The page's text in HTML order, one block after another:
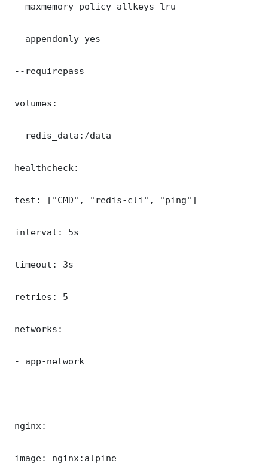
--maxmemory-policy allkeys-lru
--appendonly yes
--requirepass
volumes:
- redis_data:/data
healthcheck:
test: ["CMD", "redis-cli", "ping"]
interval: 5s
timeout: 3s
retries: 5
networks:
- app-network
nginx:
image: nginx:alpine